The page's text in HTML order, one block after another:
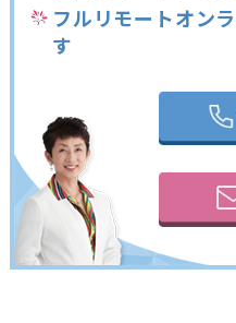
フルリモートオン
す